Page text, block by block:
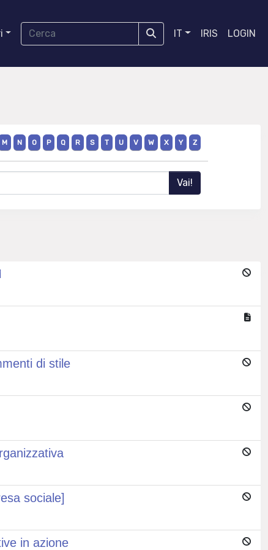
IT IRIS LOGIN
M N O P Q R S T U V W X Y Z
di stile
sociale]
in azione